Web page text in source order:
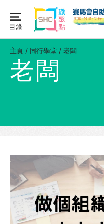
content
目錄
主頁
同行學堂
同行學堂・簡介
組織管理
網上自學課程
自助組織訓練學院
同行故事館
主頁 / 同行學堂 / 老闆
老闆